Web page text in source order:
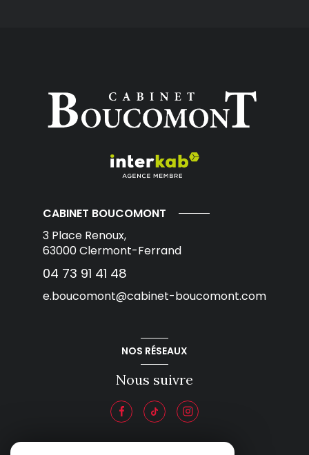
CABINET BOUCOMONT
3 Place Renoux,
63000Clermont-Ferrand
04 73 91 41 48
e.boucomont@cabinet-boucomont.com
NOS RÉSEAUX
Nous suivre